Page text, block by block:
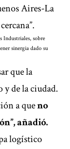
Aires-La
Industriales, sobre
sinergia dado su
que la
y de la ciudad.
a queno
añadió.
logístico